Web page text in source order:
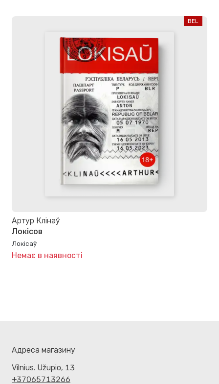
BEL
Артур Клінаў
Локісов
Локісаў
Немає в наявності
Адреса магазину
Vilnius. Užupio, 13
+37065713266